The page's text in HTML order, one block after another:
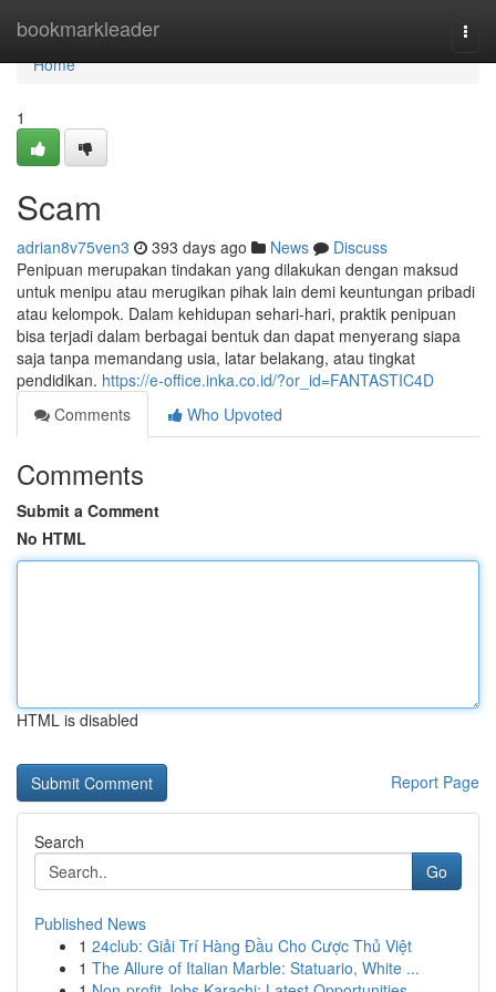
bookmarkleader
Home
Home
1
Scam
adrian8v75ven3 393 days ago News
Discuss
Penipuan merupakan tindakan yang dilakukan dengan maksud
untuk menipu atau merugikan pihak lain demi keuntungan pribadi
atau kelompok. Dalam kehidupan sehari-hari, praktik penipuan
bisa terjadi dalam berbagai bentuk dan dapat menyerang siapa
saja tanpa memandang usia, latar belakang, atau tingkat
pendidikan. https://e-office.inka.co.id/?or_id=FANTASTIC4D
Comments
Who Upvoted
Comments
Submit a Comment
No HTML
HTML is disabled
Report Page
Search
Go
Published News
1 24club: Giải Trí Hàng Đầu Cho Cược Thủ Việt
1 The Allure of Italian Marble: Statuario, White ...